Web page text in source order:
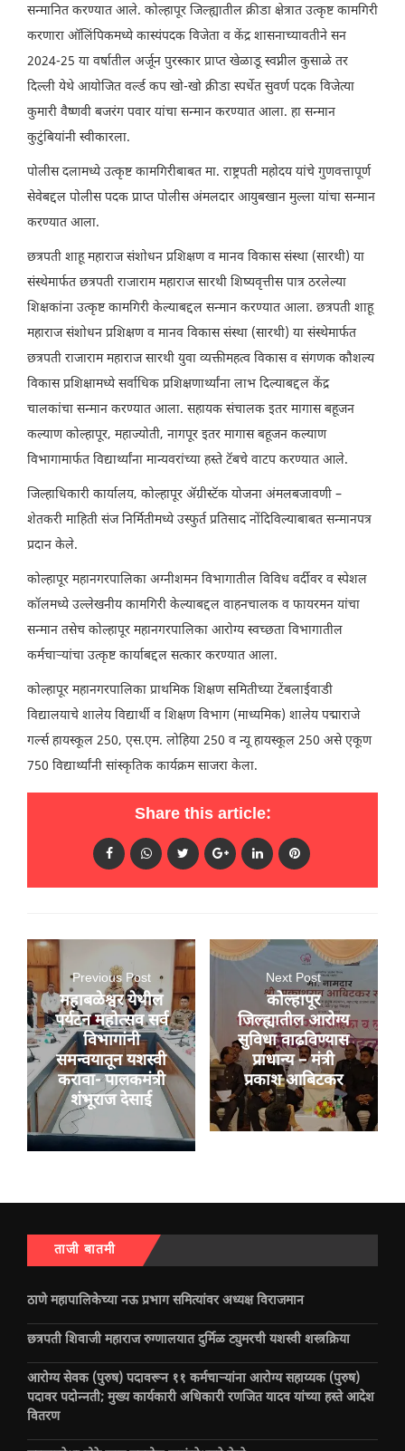
सन्मानित करण्यात आले. कोल्हापूर जिल्ह्यातील क्रीडा क्षेत्रात उत्कृष्ट कामगिरी
करणारा ऑलिंपिकमध्ये कास्यंपदक विजेता व केंद्र शासनाच्यावतीने सन
2024-25 या वर्षातील अर्जून पुरस्कार प्राप्त खेळाडू स्वप्नील कुसाळे तर
दिल्ली येथे आयोजित वर्ल्ड कप खो-खो क्रीडा स्पर्धेत सुवर्ण पदक विजेत्या
कुमारी वैष्णवी बजरंग पवार यांचा सन्मान करण्यात आला. हा सन्मान
कुटुंबियांनी स्वीकारला.
पोलीस दलामध्ये उत्कृष्ट कामगिरीबाबत मा. राष्ट्रपती महोदय यांचे गुणवत्तापूर्ण
सेवेबद्दल पोलीस पदक प्राप्त पोलीस अंमलदार आयुबखान मुल्ला यांचा सन्मान
करण्यात आला.
छत्रपती शाहू महाराज संशोधन प्रशिक्षण व मानव विकास संस्था (सारथी) या
संस्थेमार्फत छत्रपती राजाराम महाराज सारथी शिष्यवृत्तीस पात्र ठरलेल्या
शिक्षकांना उत्कृष्ट कामगिरी केल्याबद्दल सन्मान करण्यात आला. छत्रपती शाहू
महाराज संशोधन प्रशिक्षण व मानव विकास संस्था (सारथी) या संस्थेमार्फत
छत्रपती राजाराम महाराज सारथी युवा व्यक्तीमहत्व विकास व संगणक कौशल्य
विकास प्रशिक्षामध्ये सर्वाधिक प्रशिक्षणार्थ्यांना लाभ दिल्याबद्दल केंद्र
चालकांचा सन्मान करण्यात आला. सहायक संचालक इतर मागास बहूजन
कल्याण कोल्हापूर, महाज्योती, नागपूर इतर मागास बहूजन कल्याण
विभागामार्फत विद्यार्थ्यांना मान्यवरांच्या हस्ते टॅबचे वाटप करण्यात आले.
जिल्हाधिकारी कार्यालय, कोल्हापूर ॲग्रीस्टॅक योजना अंमलबजावणी –
शेतकरी माहिती संज निर्मितीमध्ये उस्फुर्त प्रतिसाद नोंदिविल्याबाबत सन्मानपत्र
प्रदान केले.
कोल्हापूर महानगरपालिका अग्नीशमन विभागातील विविध वर्दीवर व स्पेशल
कॉलमध्ये उल्लेखनीय कामगिरी केल्याबद्दल वाहनचालक व फायरमन यांचा
सन्मान तसेच कोल्हापूर महानगरपालिका आरोग्य स्वच्छता विभागातील
कर्मचाऱ्यांचा उत्कृष्ट कार्याबद्दल सत्कार करण्यात आला.
कोल्हापूर महानगरपालिका प्राथमिक शिक्षण समितीच्या टेंबलाईवाडी
विद्यालयाचे शालेय विद्यार्थी व शिक्षण विभाग (माध्यमिक) शालेय पद्माराजे
गर्ल्स हायस्कूल 250, एस.एम. लोहिया 250 व न्यू हायस्कूल 250 असे एकूण
750 विद्यार्थ्यांनी सांस्कृतिक कार्यक्रम साजरा केला.
Share this article:
Previous Post
महाबळेश्वर येथील
पर्यटन महोत्सव सर्व
विभागांनी
समन्वयातून यशस्वी
करावा- पालकमंत्री
शंभूराज देसाई
Next Post
कोल्हापूर
जिल्ह्यातील आरोग्य
सुविधा वाढविण्यास
प्राधान्य – मंत्री
प्रकाश आबिटकर
ताजी बातमी
ठाणे महापालिकेच्या नऊ प्रभाग समित्यांवर अध्यक्ष विराजमान
छत्रपती शिवाजी महाराज रुग्णालयात दुर्मिळ ट्युमरची यशस्वी शस्त्रक्रिया
आरोग्य सेवक (पुरुष) पदावरून ११ कर्मचाऱ्यांना आरोग्य सहाय्यक (पुरुष)
पदावर पदोन्नती; मुख्य कार्यकारी अधिकारी रणजित यादव यांच्या हस्ते आदेश
वितरण